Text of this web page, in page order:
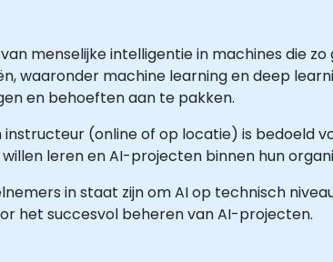
menselijke intelligentie in machines die
waaronder machine learning en deep
en behoeften aan te pakken.
(online of op locatie) is bedoeld
leren en AI-projecten binnen hun
in staat zijn om AI op technisch
het succesvol beheren van AI-projecten.